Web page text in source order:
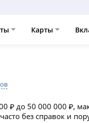
Карты
₽ до 50 000 000 ₽,
без справок и